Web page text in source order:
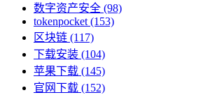
数字资产安全 (98)
tokenpocket (153)
区块链 (117)
下载安装 (104)
苹果下载 (145)
官网下载 (152)